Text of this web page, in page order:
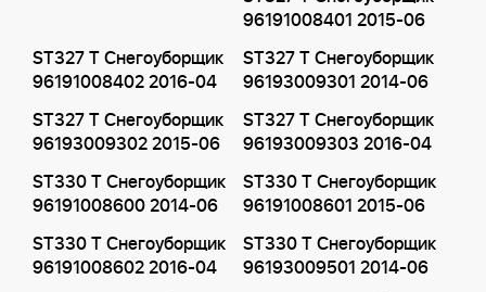
96191008401 2015-06
ST327 T Снегоуборщик
96191008402 2016-04
ST327 T Снегоуборщик
96193009301 2014-06
ST327 T Снегоуборщик
96193009302 2015-06
ST327 T Снегоуборщик
96193009303 2016-04
ST330 T Снегоуборщик
96191008600 2014-06
ST330 T Снегоуборщик
96191008601 2015-06
ST330 T Снегоуборщик
96191008602 2016-04
ST330 T Снегоуборщик
96193009501 2014-06